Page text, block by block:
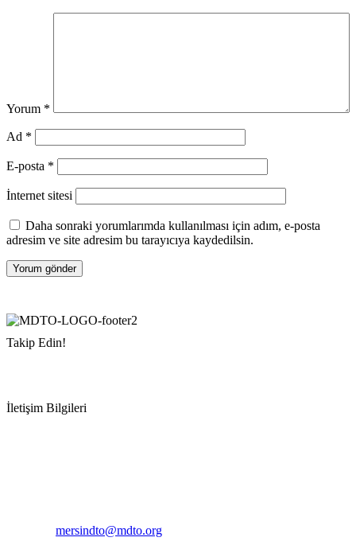
Yorum *
Ad *
E-posta *
İnternet sitesi
Daha sonraki yorumlarımda kullanılması için adım, e-posta
adresim ve site adresim bu tarayıcıya kaydedilsin.
Takip Edin!
İletişim Bilgileri
mersindto@mdto.org